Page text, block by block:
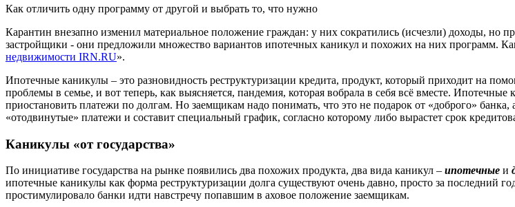
Как отличить одну программу от другой и выбрать то, что нужно
Карантин внезапно изменил материальное положение граждан: у них сократились (исчезли) доходы, но
застройщики - они предложили множество вариантов ипотечных каникул и похожих на них программ. Как
недвижимости IRN.RU».
Ипотечные каникулы – это разновидность реструктуризации кредита, продукт, который приходит на
проблемы в семье, и вот теперь, как выясняется, пандемия, которая вобрала в себя всё вместе.
приостановить платежи по долгам. Но заемщикам надо понимать, что это не подарок от «доброго» банка,
«отодвинутые» платежи и составит специальный график, согласно которому либо вырастет срок
Каникулы «от государства»
По инициативе государства на рынке появились два похожих продукта, два вида каникул – ипотечные и
ипотечные каникулы как форма реструктуризации долга существуют очень давно, просто за последний
простимулировало банки идти навстречу попавшим в аховое положение заемщикам.